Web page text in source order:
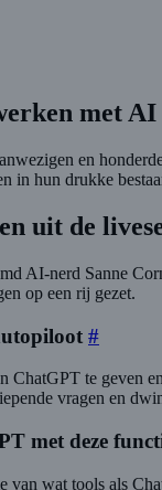
met AI
en
in hun drukke
uit de
AI-nerd Sanne
op een rij gezet.
#
ChatGPT te geven
vragen en
met deze
van wat tools als